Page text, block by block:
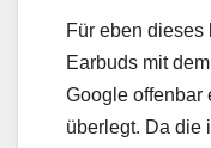
Für eben
Earbuds mit
Google offenbar
überlegt. Da die